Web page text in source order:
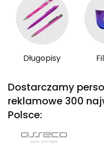
Długopisy
Dostarczamy
reklamowe 300
Polsce: